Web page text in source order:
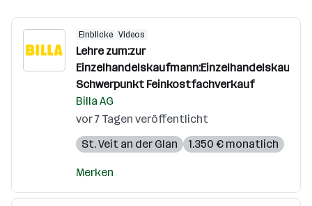
Einblicke Videos
Lehre zum:zur
Schwerpunkt Feinkostfachverkauf
Billa AG
vor 7 Tagen veröffentlicht
St. Veit an der Glan
1.350 € monatlich
Merken